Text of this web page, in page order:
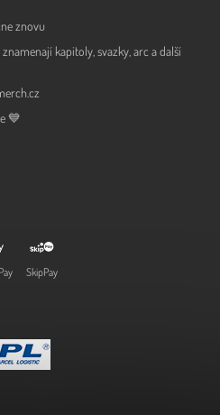
znovu
kapitoly, svazky, arc a další
💙
SkipPay